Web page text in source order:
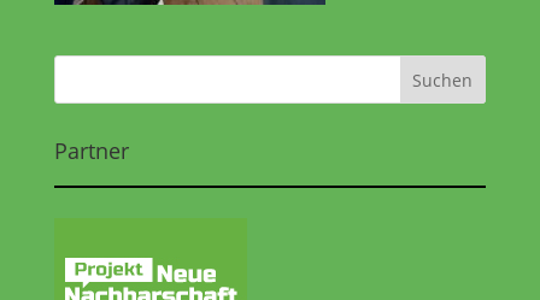
Partner